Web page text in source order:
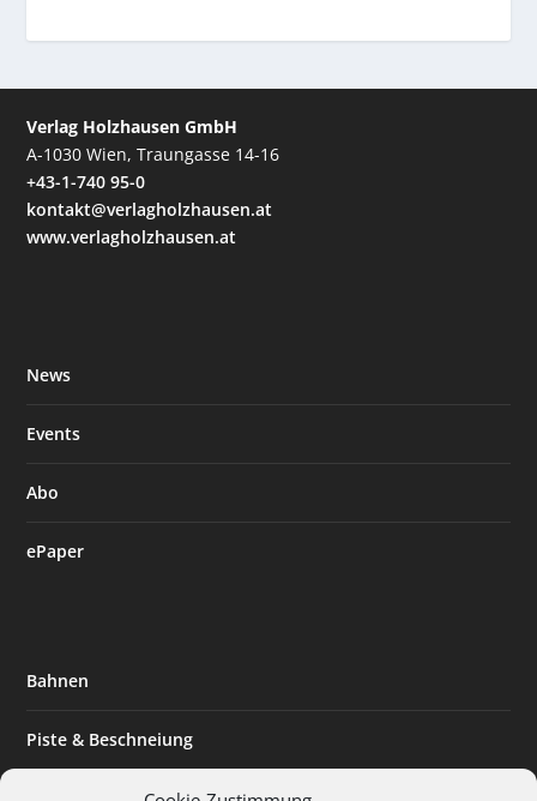
Verlag Holzhausen GmbH
A-1030 Wien, Traungasse 14-16
+43-1-740 95-0
kontakt@verlagholzhausen.at
www.verlagholzhausen.at
News
Events
Abo
ePaper
Bahnen
Piste & Beschneiung